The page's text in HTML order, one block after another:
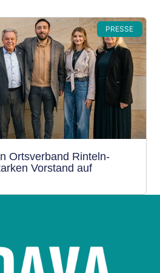
PRESSE
Ortsverband Rinteln-
Vorstand auf